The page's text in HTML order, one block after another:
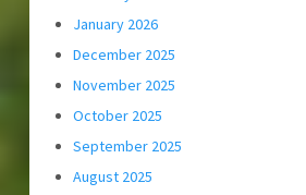
January 2026
December 2025
November 2025
October 2025
September 2025
August 2025